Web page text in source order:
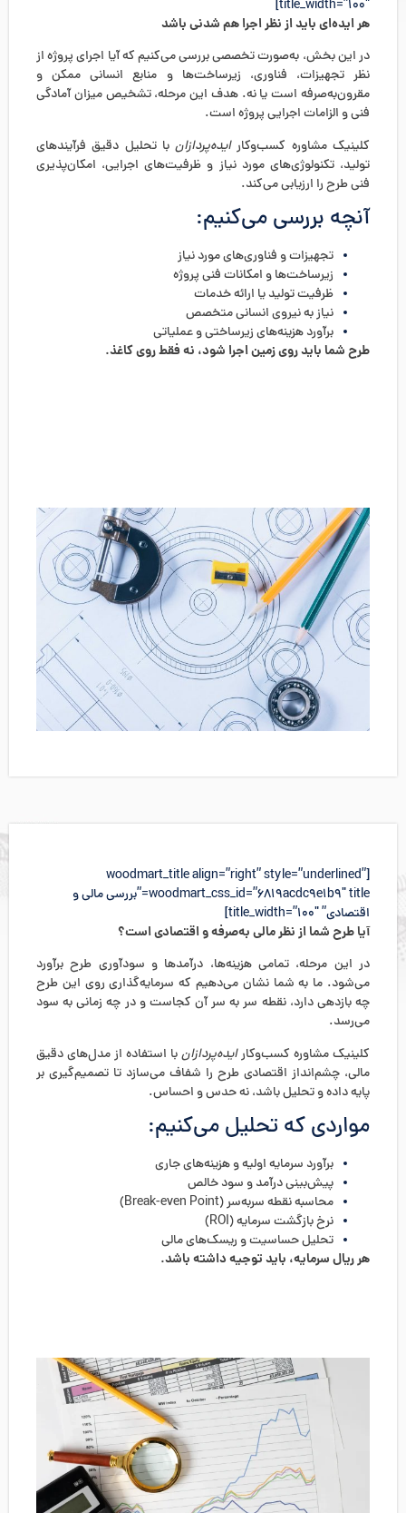
title_width=”100″]
هر ایده‌ای باید از نظر اجرا هم شدنی باشد
در این بخش، به‌صورت تخصصی بررسی می‌کنیم که آیا اجرای پروژه از
نظر تجهیزات، فناوری، زیرساخت‌ها و منابع انسانی ممکن و
مقرون‌به‌صرفه است یا نه. هدف این مرحله، تشخیص میزان آمادگی
فنی و الزامات اجرایی پروژه است.
کلینیک مشاوره کسب‌وکارایده‌پردازانبا تحلیل دقیق فرآیندهای
تولید، تکنولوژی‌های مورد نیاز و ظرفیت‌های اجرایی، امکان‌پذیری
فنی طرح را ارزیابی می‌کند.
آنچه بررسی می‌کنیم:
تجهیزات و فناوری‌های مورد نیاز
زیرساخت‌ها و امکانات فنی پروژه
ظرفیت تولید یا ارائه خدمات
نیاز به نیروی انسانی متخصص
برآورد هزینه‌های زیرساختی و عملیاتی
طرح شما باید روی زمین اجرا شود، نه فقط روی کاغذ.
[woodmart_title align=”right” style=”underlined”
woodmart_css_id=”6819acdc9e1b9″ title=”بررسی مالی و
اقتصادی” title_width=”100″]
آیا طرح شما از نظر مالی به‌صرفه و اقتصادی است؟
در این مرحله، تمامی هزینه‌ها، درآمدها و سودآوری طرح برآورد
می‌شود. ما به شما نشان می‌دهیم که سرمایه‌گذاری روی این طرح
چه بازدهی دارد، نقطه سر به سر آن کجاست و در چه زمانی به سود
می‌رسد.
کلینیک مشاوره کسب‌وکارایده‌پردازانبا استفاده از مدل‌های دقیق
مالی، چشم‌انداز اقتصادی طرح را شفاف می‌سازد تا تصمیم‌گیری بر
پایه داده و تحلیل باشد، نه حدس و احساس.
مواردی که تحلیل می‌کنیم:
برآورد سرمایه اولیه و هزینه‌های جاری
پیش‌بینی درآمد و سود خالص
محاسبه نقطه سربه‌سر (Break-even Point)
نرخ بازگشت سرمایه (ROI)
تحلیل حساسیت و ریسک‌های مالی
هر ریال سرمایه، باید توجیه داشته باشد.